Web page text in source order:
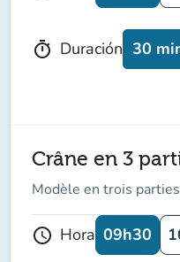
timer Duración 30
Crâne en 3
Modèle en trois parties
schedule Hora 09h30